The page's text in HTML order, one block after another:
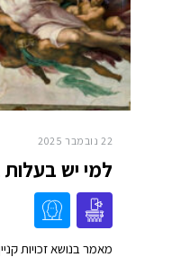
22 נובמבר 2025
למי יש בעלות
מאמר בנושא זכויות